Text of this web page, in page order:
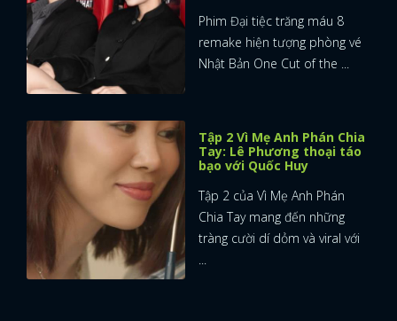
Phim Đại tiệc trăng máu 8
remake hiện tượng phòng vé
Nhật Bản One Cut of the ...
Tập 2 Vì Mẹ Anh Phán Chia
Tay: Lê Phương thoại táo
bạo với Quốc Huy
Tập 2 của Vì Mẹ Anh Phán
Chia Tay mang đến những
tràng cười dí dỏm và viral với